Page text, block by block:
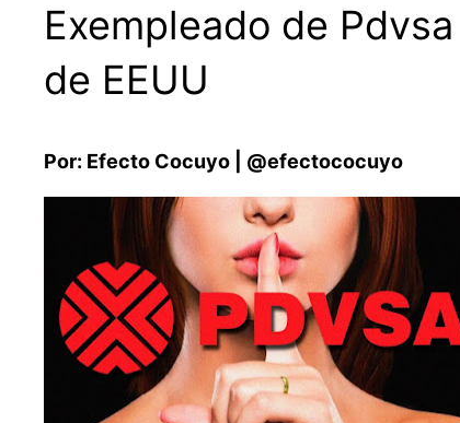
Exempleado de
de EEUU
Por: Efecto Cocuyo | @efectococuyo